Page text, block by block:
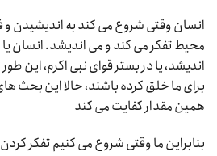
انسان وقتی شروع می کند به اندیشیدن و
محیط تفکر می کند و می اندیشد. انسان
اندیشد، یا در بستر قوای نبی اکرم، این
برای ما خلق کرده باشند، حالا این بحث
همین مقدار کفایت می کند
بنابراین ما وقتی شروع می کنیم تفکر